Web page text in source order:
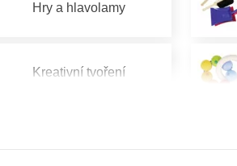
Hry a hlavolamy
Kreativní tvoření